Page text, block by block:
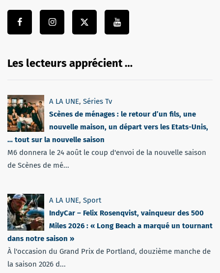
Les lecteurs apprécient …
A LA UNE, Séries Tv
Scènes de ménages : le retour d’un fils, une
nouvelle maison, un départ vers les Etats-Unis,
… tout sur la nouvelle saison
M6 donnera le 24 août le coup d'envoi de la nouvelle saison
de Scènes de mé...
A LA UNE, Sport
IndyCar – Felix Rosenqvist, vainqueur des 500
Miles 2026 : « Long Beach a marqué un tournant
dans notre saison »
À l'occasion du Grand Prix de Portland, douzième manche de
la saison 2026 d...